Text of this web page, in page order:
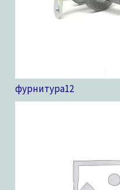
фурнитура12